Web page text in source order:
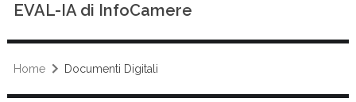
EVAL-IA di InfoCamere
Home Documenti Digitali